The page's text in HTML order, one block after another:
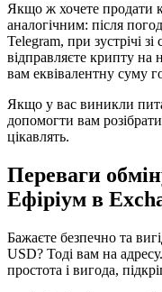
Якщо ж хочете продати
аналогічним: після
Telegram, при зустрічі
відправляєте крипту
вам еквівалентну суму
Якщо у вас виникли
допомогти вам
цікавлять.
Переваги
Ефіріум в
Бажаєте безпечно та
USD? Тоді вам на
простота і вигода,